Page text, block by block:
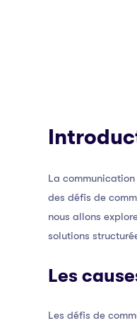
La
des défis de
nous allons
solutions
Les
Les défis de